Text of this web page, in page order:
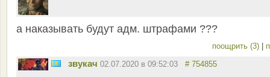
а наказывать будут адм. штрафами ???
поощрить (3) |
звукач 02.07.2020 в 09:52:03 # 754855